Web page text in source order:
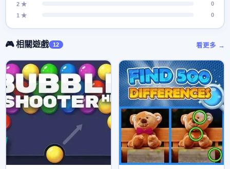
2 ★
0
1 ★
0
🎮 相關遊戲 12 看更多 →